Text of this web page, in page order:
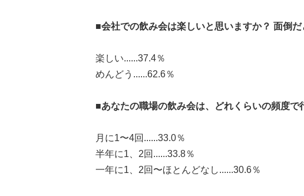
■会社での飲み会は楽しいと思いますか？ 面倒だ
楽しい......37.4％
めんどう......62.6％
■あなたの職場の飲み会は、どれくらいの頻度で
月に1〜4回......33.0％
半年に1、2回......33.8％
一年に1、2回〜ほとんどなし......30.6％